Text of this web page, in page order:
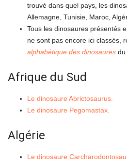
trouvé dans quel pays, les
Allemagne, Tunisie, Maroc,
Tous les dinosaures présentés
ne sont pas encore ici classés,
alphabétique des dinosaures du
Afrique du Sud
Le dinosaure Abrictosaurus.
Le dinosaure Pegomastax.
Algérie
Le dinosaure